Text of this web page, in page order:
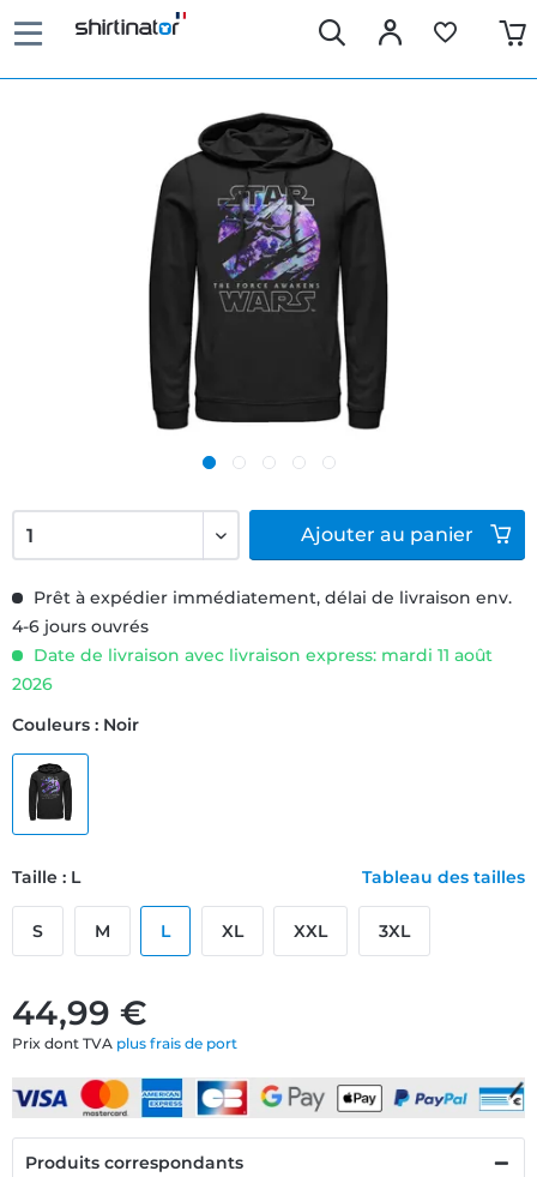
44,99 €
Prix dont TVA plus frais de port
Prêt à expédier immédiatement, délai de livraison env.
4-6 jours ouvrés
Date de livraison avec livraison express: mardi 11 août
2026
Couleurs : Noir
Taille : L Tableau des tailles
S M L XL XXL 3XL
Ajouter au panier
Produits correspondants